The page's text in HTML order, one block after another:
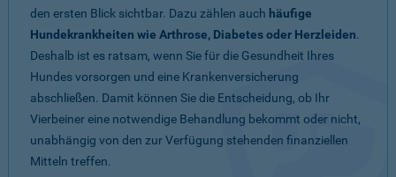
den ersten Blick sichtbar. Dazu zählen auch häufige
Hundekrankheiten wie Arthrose, Diabetes oder Herzleiden.
Deshalb ist es ratsam, wenn Sie für die Gesundheit Ihres
Hundes vorsorgen und eine Krankenversicherung
abschließen. Damit können Sie die Entscheidung, ob Ihr
Vierbeiner eine notwendige Behandlung bekommt oder nicht,
unabhängig von den zur Verfügung stehenden finanziellen
Mitteln treffen.